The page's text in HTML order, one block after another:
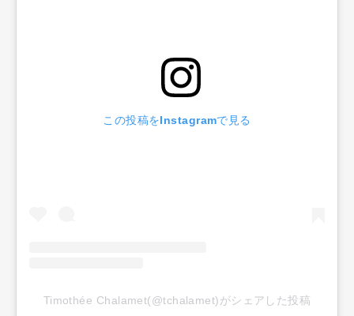
この投稿をInstagramで見る
Timothée Chalamet(@tchalamet)がシェアした投稿